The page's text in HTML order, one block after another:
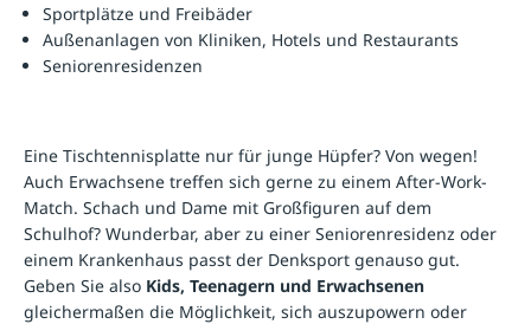
Sportplätze und Freibäder
Außenanlagen von Kliniken, Hotels und Restaurants
Seniorenresidenzen
Eine Tischtennisplatte nur für junge Hüpfer? Von wegen!
Auch Erwachsene treffen sich gerne zu einem After-Work-
Match. Schach und Dame mit Großfiguren auf dem
Schulhof? Wunderbar, aber zu einer Seniorenresidenz oder
einem Krankenhaus passt der Denksport genauso gut.
Geben Sie also Kids, Teenagern und Erwachsenen
gleichermaßen die Möglichkeit, sich auszupowern oder